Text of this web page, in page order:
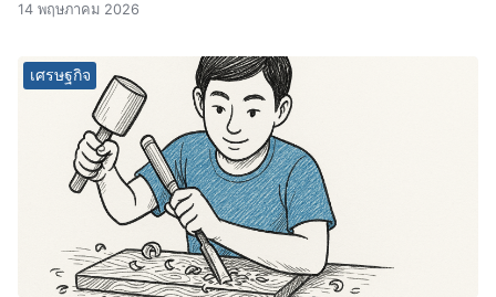
14 พฤษภาคม 2026
เศรษฐกิจ